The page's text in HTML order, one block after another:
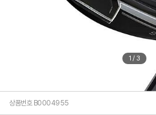
1 / 3
상품번호 B0004955